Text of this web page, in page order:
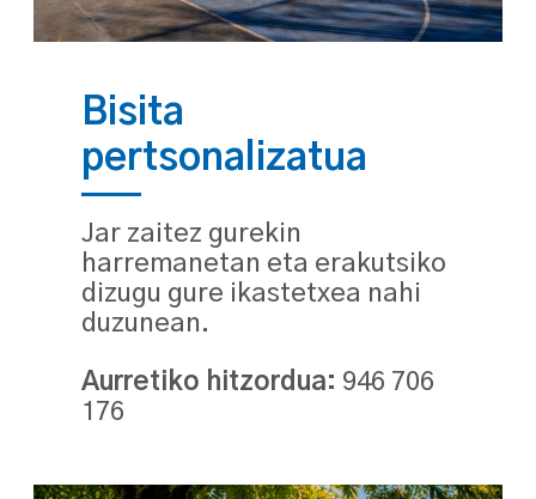
Bisita
pertsonalizatua
Jar zaitez gurekin
harremanetan eta erakutsiko
dizugu gure ikastetxea nahi
duzunean.
Aurretiko hitzordua: 946 706
176